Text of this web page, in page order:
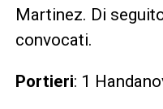
Martinez. Di
convocati.
Portieri: 1